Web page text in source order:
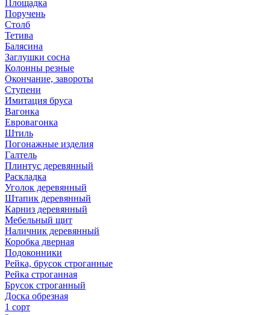
Площадка
Поручень
Столб
Тетива
Балясина
Заглушки сосна
Колонны резные
Окончание, завороты
Ступени
Имитация бруса
Вагонка
Евровагонка
Штиль
Погонажные изделия
Галтель
Плинтус деревянный
Раскладка
Уголок деревянный
Штапик деревянный
Карниз деревянный
Мебельный щит
Наличник деревянный
Коробка дверная
Подоконники
Рейка, брусок строганные
Рейка строганная
Брусок строганный
Доска обрезная
1 сорт